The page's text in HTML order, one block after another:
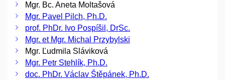
Mgr. Bc. Aneta Moltašová
Mgr. Pavel Pilch, Ph.D.
prof. PhDr. Ivo Pospíšil, DrSc.
Mgr. et Mgr. Michal Przybylski
Mgr. Ľudmila Sláviková
Mgr. Petr Stehlík, Ph.D.
doc. PhDr. Václav Štěpánek, Ph.D.